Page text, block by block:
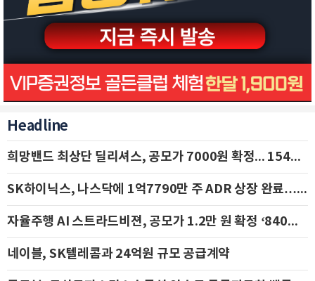
Headline
희망밴드 최상단 딜리셔스, 공모가 7000원 확정... 154억 규모 IPO 돌입
SK하이닉스, 나스닥에 1억7790만 주 ADR 상장 완료…29일 국내 추가 상장
자율주행 AI 스트라드비젼, 공모가 1.2만 원 확정 ‘840억 수혈’
네이블, SK텔레콤과 24억원 규모 공급계약